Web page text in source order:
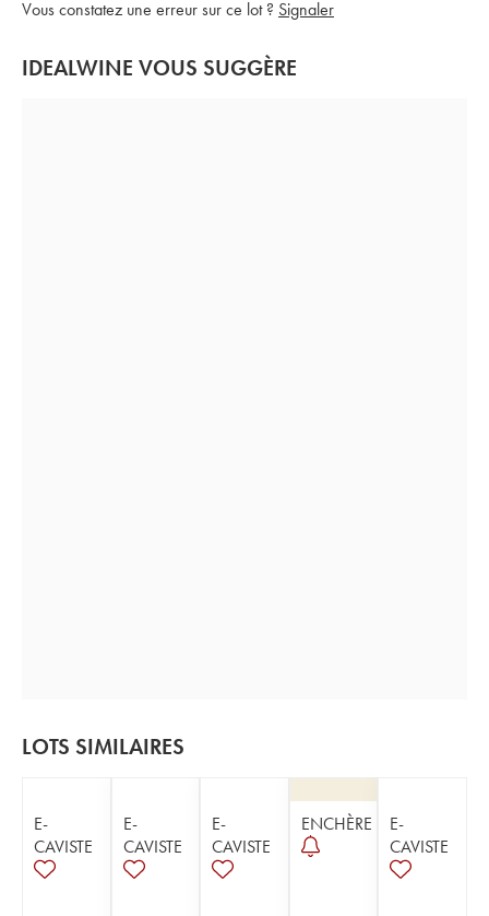
Vous constatez une erreur sur ce lot ? Signaler
IDEALWINE VOUS SUGGÈRE
LOTS SIMILAIRES
E-
CAVISTE
E-
CAVISTE
E-
CAVISTE
ENCHÈRE
E-
CAVISTE